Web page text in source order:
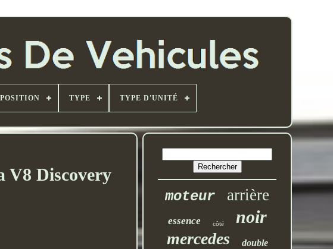
POSITION TYPE TYPE D'UNITÉ
V8 Discovery
moteur arrière
essence côté noir
mercedes double